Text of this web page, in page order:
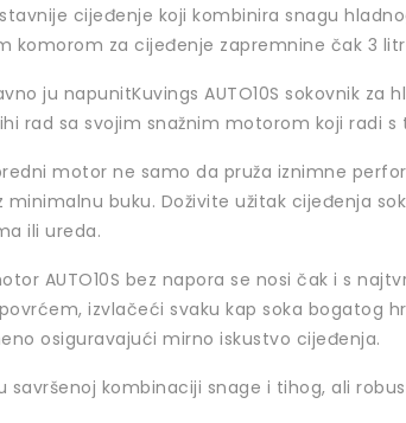
cijeđenje koji kombinira snagu
komorom za cijeđenje zapremnine čak 3
ju napunitKuvings AUTO10S sokovnik za
rad sa svojim snažnim motorom koji radi s
motor ne samo da pruža iznimne
minimalnu buku. Doživite užitak cijeđenja
ili ureda.
AUTO10S bez napora se nosi čak i s
izvlačeći svaku kap soka bogatog
osiguravajući mirno iskustvo cijeđenja.
savršenoj kombinaciji snage i tihog, ali